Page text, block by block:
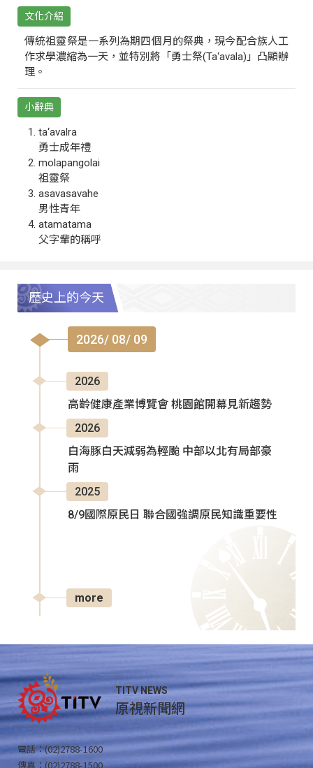
文化介紹
傳統祖靈祭是一系列為期四個月的祭典，現今配合族人工
作求學濃縮為一天，並特別將「勇士祭(Ta‘avala)」凸顯辦
理。
小辭典
ta‘avalra
勇士成年禮
molapangolai
祖靈祭
asavasavahe
男性青年
atamatama
父字輩的稱呼
歷史上的今天
2026/ 08/ 09
2026
高齡健康產業博覽會 桃園館開幕見新趨勢
2026
白海豚白天減弱為輕颱 中部以北有局部豪
雨
2025
8/9國際原民日 聯合國強調原民知識重要性
more
TITV NEWS
原視新聞網
電話：(02)2788-1600
傳真：(02)2788-1500